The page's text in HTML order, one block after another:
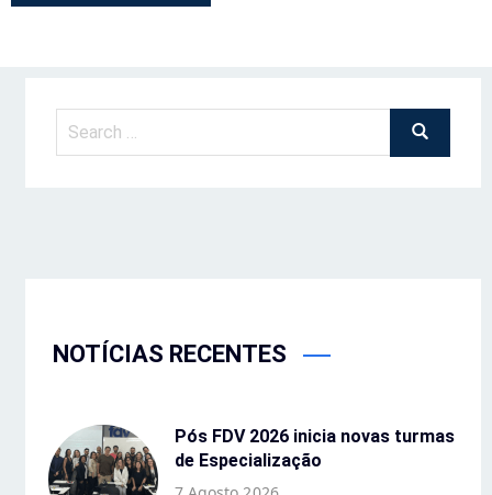
NOTÍCIAS RECENTES
Pós FDV 2026 inicia novas turmas
de Especialização